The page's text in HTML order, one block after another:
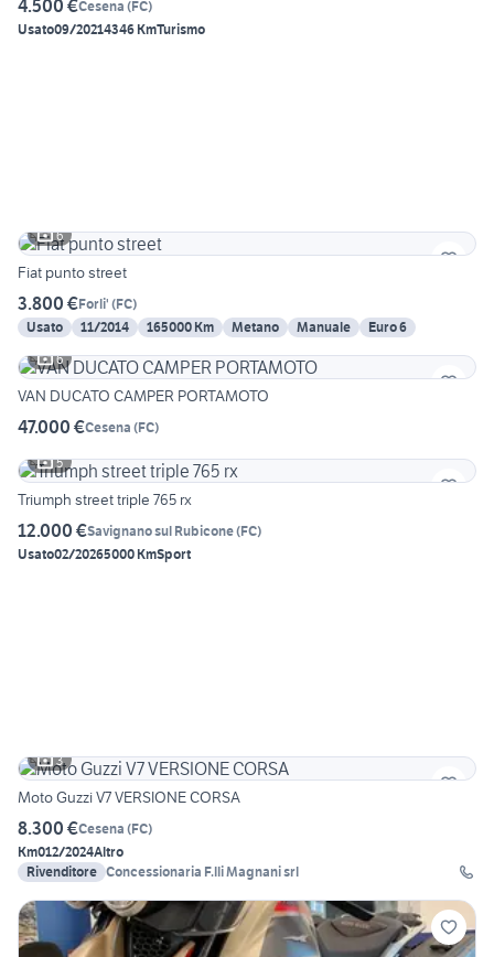
4.500 €Cesena (FC)
Usato09/20214346 KmTurismo
6
Fiat punto street
3.800 €Forli' (FC)
Usato
11/2014 165000 Km Metano Manuale
Euro 6
6
VAN DUCATO CAMPER PORTAMOTO
47.000 €Cesena (FC)
5
Triumph street triple 765 rx
12.000 €Savignano sul Rubicone(FC)
Usato02/20265000 KmSport
3
Moto Guzzi V7 VERSIONE CORSA
8.300 €Cesena (FC)
Km012/2024Altro
Rivenditore Concessionaria F.lli Magnani srl